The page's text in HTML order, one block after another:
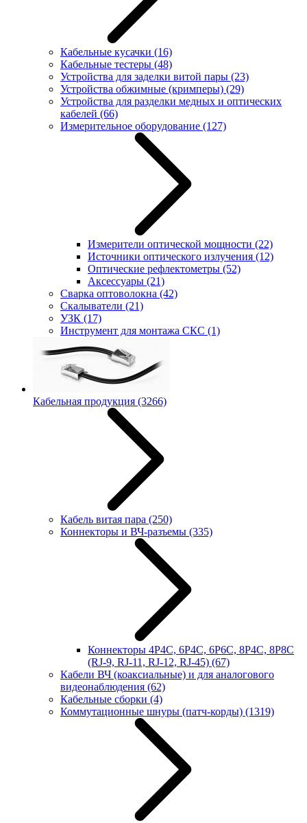
Кабельные кусачки (16)
Кабельные тестеры (48)
Устройства для заделки витой пары (23)
Устройства обжимные (кримперы) (29)
Устройства для разделки медных и оптических
кабелей (66)
Измерительное оборудование (127)
Измерители оптической мощности (22)
Источники оптического излучения (12)
Оптические рефлектометры (52)
Аксессуары (21)
Сварка оптоволокна (42)
Скалыватели (21)
УЗК (17)
Инструмент для монтажа СКС (1)
Кабельная продукция (3266)
Кабель витая пара (250)
Коннекторы и ВЧ-разъемы (335)
Коннекторы 4P4C, 6P4C, 6P6C, 8P4C, 8P8C
(RJ-9, RJ-11, RJ-12, RJ-45) (67)
Кабели ВЧ (коаксиальные) и для аналогового
видеонаблюдения (62)
Кабельные сборки (4)
Коммутационные шнуры (патч-корды) (1319)